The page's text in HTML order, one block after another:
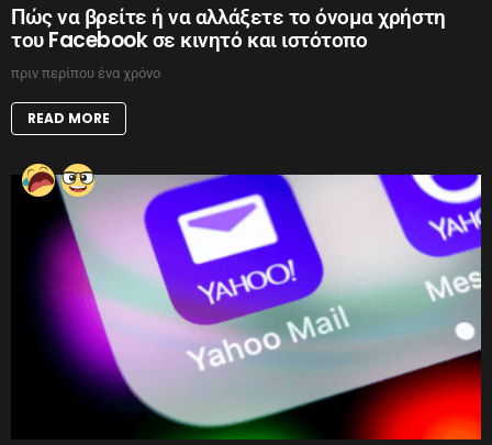
Πώς να βρείτε ή να αλλάξετε το όνομα χρήστη
του Facebook σε κινητό και ιστότοπο
πριν περίπου ένα χρόνο
READ MORE